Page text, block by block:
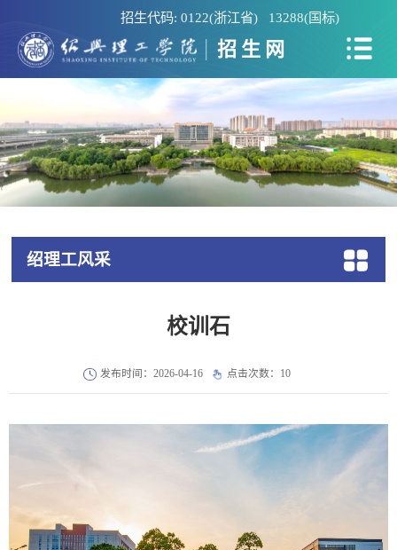
招生网
招生代码: 0122(浙江省) 13288(国标)
绍理工风采
校训石
发布时间：2026-04-16 点击次数： 10